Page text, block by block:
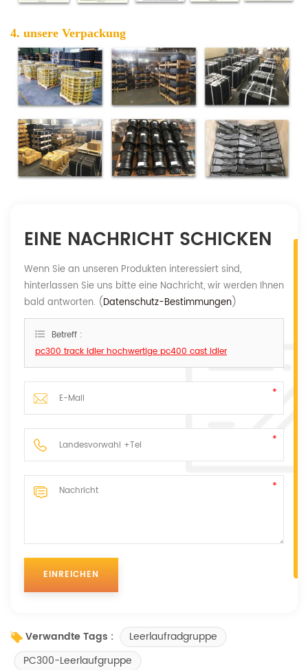
4. unsere Verpackung
EINE NACHRICHT SCHICKEN
Wenn Sie an unseren Produkten interessiert sind,
hinterlassen Sie uns bitte eine Nachricht, wir werden Ihnen
bald antworten. (Datenschutz-Bestimmungen)
Betreff :
pc300 track idler hochwertige pc400 cast idler
Verwandte Tags :
Leerlaufradgruppe
PC300-Leerlaufgruppe